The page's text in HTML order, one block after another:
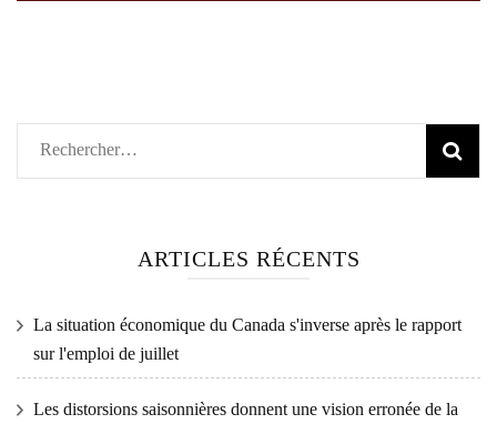
Rechercher :
ARTICLES RÉCENTS
La situation économique du Canada s'inverse après le rapport
sur l'emploi de juillet
Les distorsions saisonnières donnent une vision erronée de la